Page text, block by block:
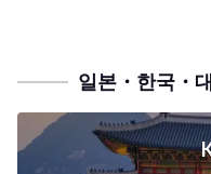
일본・한국・